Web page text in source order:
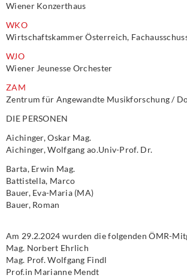
Wiener Konzerthaus
WKO
Wirtschaftskammer Österreich,
WJO
Wiener Jeunesse Orchester
ZAM
Zentrum für Angewandte Musikforschung /
DIE PERSONEN
Aichinger, Oskar Mag.
Aichinger, Wolfgang ao.Univ-Prof. Dr.
Barta, Erwin Mag.
Battistella, Marco
Bauer, Eva-Maria (MA)
Bauer, Roman
Am 29.2.2024 wurden die folgenden ÖMR-
Mag. Norbert Ehrlich
Mag. Prof. Wolfgang Findl
Prof.in Marianne Mendt